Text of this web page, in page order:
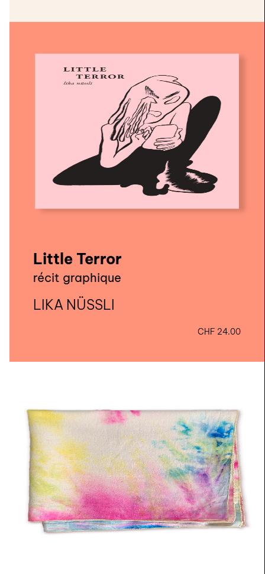
Little Terror
récit graphique
LIKA NÜSSLI
CHF 24.00